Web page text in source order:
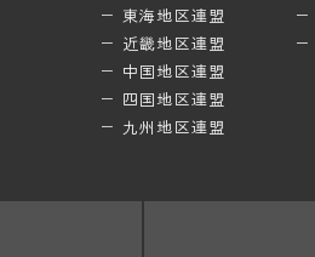
東海地区連盟
近畿地区連盟
中国地区連盟
四国地区連盟
九州地区連盟